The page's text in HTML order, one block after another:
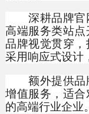
深耕品牌官网
高端服务类站点
品牌视觉贯穿
采用响应式设计
额外提供品
增值服务，适
的高端行业企业。